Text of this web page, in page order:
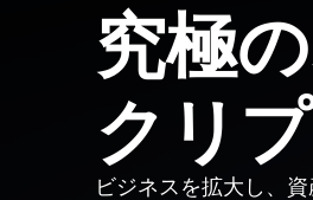
究極
クリ
ビジネスを拡大し、